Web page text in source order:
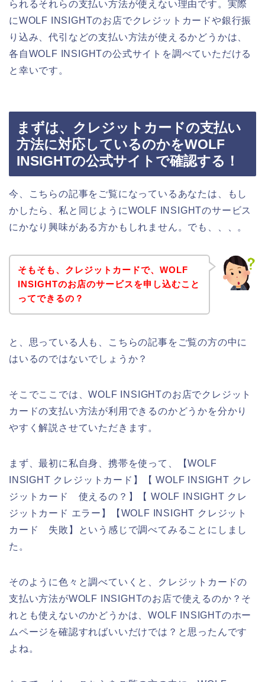
られるそれらの支払い方法が使えない理由です。実際
にWOLF INSIGHTのお店でクレジットカードや銀行振
り込み、代引などの支払い方法が使えるかどうかは、
各自WOLF INSIGHTの公式サイトを調べていただける
と幸いです。
まずは、クレジットカードの支払い
方法に対応しているのかをWOLF
INSIGHTの公式サイトで確認する！
今、こちらの記事をご覧になっているあなたは、もし
かしたら、私と同じようにWOLF INSIGHTのサービス
にかなり興味がある方かもしれません。でも、、、。
そもそも、クレジットカードで、WOLF
INSIGHTのお店のサービスを申し込むこと
ってできるの？
と、思っている人も、こちらの記事をご覧の方の中に
はいるのではないでしょうか？
そこでここでは、WOLF INSIGHTのお店でクレジット
カードの支払い方法が利用できるのかどうかを分かり
やすく解説させていただきます。
まず、最初に私自身、携帯を使って、【WOLF
INSIGHT クレジットカード】【 WOLF INSIGHT クレ
ジットカード 使えるの？】【 WOLF INSIGHT クレ
ジットカード エラー】【WOLF INSIGHT クレジット
カード 失敗】という感じで調べてみることにしまし
た。
そのように色々と調べていくと、クレジットカードの
支払い方法がWOLF INSIGHTのお店で使えるのか？そ
れとも使えないのかどうかは、WOLF INSIGHTのホー
ムページを確認すればいいだけでは？と思ったんです
よね。